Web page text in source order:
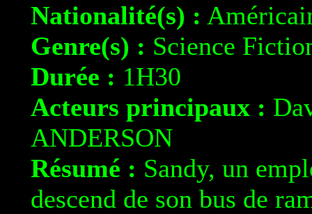
Nationalité(s) :
Genre(s) : Science
Durée : 1H30
Acteurs principaux :
ANDERSON
Résumé : Sandy, un
descend de son bus de